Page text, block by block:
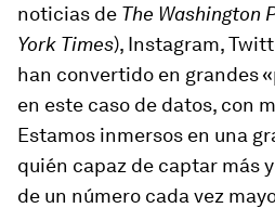
noticias de The Washington
York Times), Instagram,
han convertido en grandes
en este caso de datos, con
Estamos inmersos en una
quién capaz de captar más
de un número cada vez